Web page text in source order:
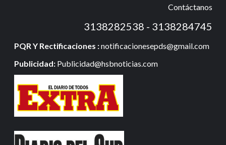
Contáctanos
3138282538 - 3138284745
PQR Y Rectificaciones :notificacionesepds@gmail.com
Publicidad: Publicidad@hsbnoticias.com